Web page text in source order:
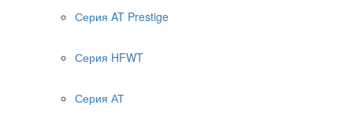
Серия AT Prestige
Серия HFWT
Серия АТ